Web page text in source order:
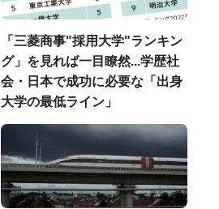
「三菱商事"採用大学"ランキン
グ」を見れば一目瞭然...学歴社
会・日本で成功に必要な「出身
大学の最低ライン」